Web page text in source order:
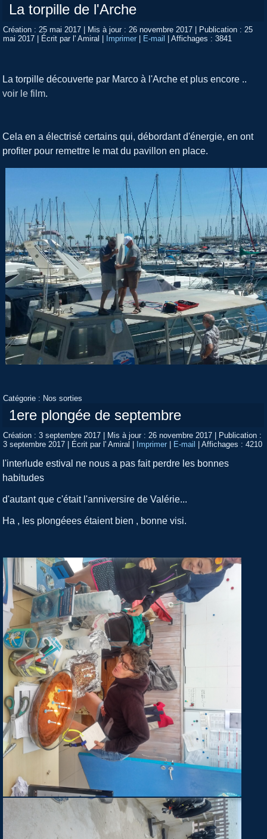
La torpille de l'Arche
Création : 25 mai 2017 | Mis à jour : 26 novembre 2017 | Publication : 25
mai 2017 | Écrit par l' Amiral | Imprimer | E-mail |Affichages : 3841
La torpille découverte par Marco à l'Arche et plus encore ..
voir le film.
Cela en a électrisé certains qui, débordant d'énergie, en ont
profiter pour remettre le mat du pavillon en place.
Catégorie : Nos sorties
1ere plongée de septembre
Création : 3 septembre 2017 | Mis à jour : 26 novembre 2017 | Publication :
3 septembre 2017 | Écrit par l' Amiral | Imprimer | E-mail |Affichages : 4210
l'interlude estival ne nous a pas fait perdre les bonnes
habitudes
d'autant que c'était l'anniversire de Valérie...
Ha , les plongéees étaient bien , bonne visi.